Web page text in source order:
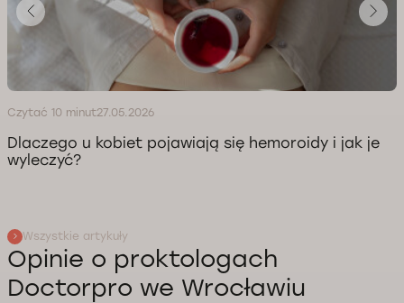
Czytać 10 minut27.05.2026
Dlaczego u kobiet pojawiają się hemoroidy i jak je
wyleczyć?
Wszystkie artykuły
Opinie o proktologach
Doctorpro we Wrocławiu